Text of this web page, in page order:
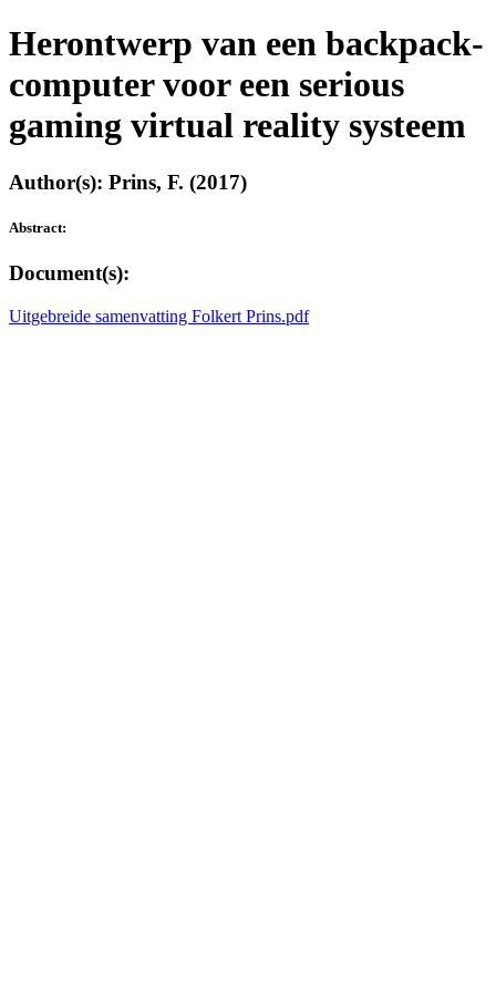
Herontwerp van een backpack-
computer voor een serious
gaming virtual reality systeem
Author(s): Prins, F. (2017)
Abstract:
Document(s):
Uitgebreide samenvatting Folkert Prins.pdf